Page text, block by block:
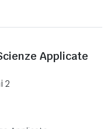
Applicate
2